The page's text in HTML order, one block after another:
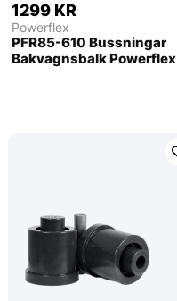
1299 KR
Powerflex
PFR85-610 Bussningar
Bakvagnsbalk Powerflex